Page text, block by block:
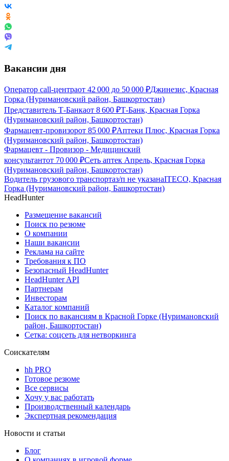
Вакансии дня
Оператор call-центраот 42 000 до 50 000 ₽Джинезис, Красная
Горка (Нуримановский район, Башкортостан)
Представитель Т-Банкаот 8 600 ₽Т-Банк, Красная Горка
(Нуримановский район, Башкортостан)
Фармацевт-провизорот 85 000 ₽Аптеки Плюс, Красная Горка
(Нуримановский район, Башкортостан)
Фармацевт - Провизор - Медицинский
консультантот 70 000 ₽Сеть аптек Апрель, Красная Горка
(Нуримановский район, Башкортостан)
Водитель грузового транспортаз/п не указанаITECO, Красная
Горка (Нуримановский район, Башкортостан)
HeadHunter
Размещение вакансий
Поиск по резюме
О компании
Наши вакансии
Реклама на сайте
Требования к ПО
Безопасный HeadHunter
HeadHunter API
Партнерам
Инвесторам
Каталог компаний
Поиск по вакансиям в Красной Горке (Нуримановский
район, Башкортостан)
Сетка: соцсеть для нетворкинга
Соискателям
hh PRO
Готовое резюме
Все сервисы
Хочу у вас работать
Производственный календарь
Экспертная рекомендация
Новости и статьи
Блог